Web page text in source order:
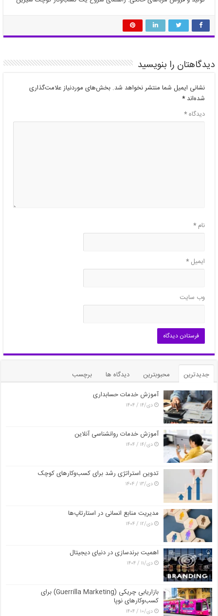
دیدگاهتان را بنویسید
نشانی ایمیل شما منتشر نخواهد شد. بخش‌های موردنیاز علامت‌گذاری
شده‌اند*
دیدگاه*
نام*
ایمیل*
وب‌ سایت
جدیدترین محبوبترین دیدگاه ها
برچسب
آموزش خدمات حسابداری
دی/۱۴ / ۱۴۰۴
آموزش خدمات روانشناسی آنلاین
دی/۱۴ / ۱۴۰۴
تدوین استراتژی رشد برای کسب‌وکارهای کوچک
دی/۱۳ / ۱۴۰۴
مدیریت منابع انسانی در استارتاپ‌ها
دی/۱۲ / ۱۴۰۴
اهمیت برندسازی در دنیای دیجیتال
دی/۱۱ / ۱۴۰۴
بازاریابی چریکی (Guerrilla Marketing) برای
کسب‌وکارهای نوپا
دی/۱۰ / ۱۴۰۴